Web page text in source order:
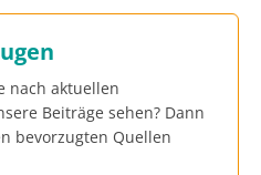
nach aktuellen
Beiträge sehen? Dann
bevorzugten Quellen